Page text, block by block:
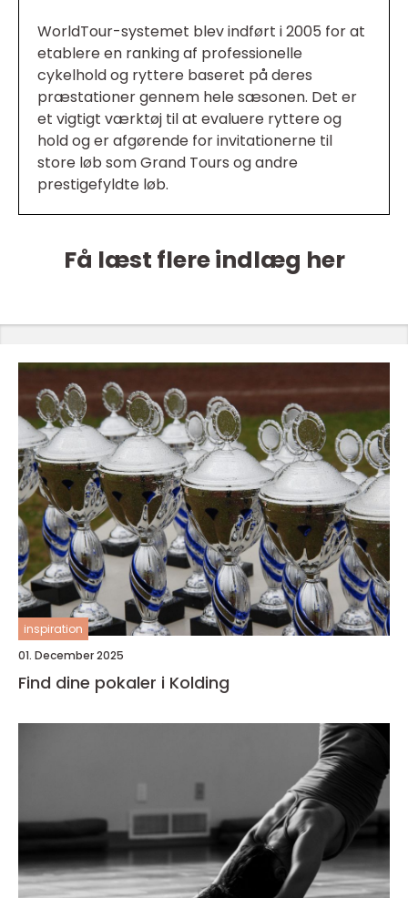
WorldTour-systemet blev indført i 2005 for at
etablere en ranking af professionelle
cykelhold og ryttere baseret på deres
præstationer gennem hele sæsonen. Det er
et vigtigt værktøj til at evaluere ryttere og
hold og er afgørende for invitationerne til
store løb som Grand Tours og andre
prestigefyldte løb.
Få læst flere indlæg her
inspiration
01. December 2025
Find dine pokaler i Kolding